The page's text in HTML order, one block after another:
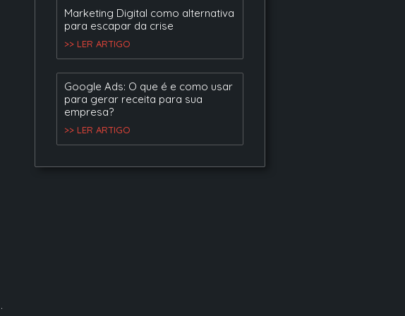
.
Marketing Digital como alternativa
para escapar da crise
>> LER ARTIGO
Google Ads: O que é e como usar
para gerar receita para sua
empresa?
>> LER ARTIGO